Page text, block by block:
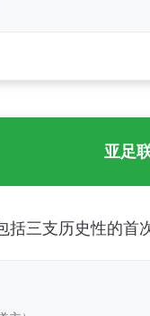
亚足
三支历史性的首